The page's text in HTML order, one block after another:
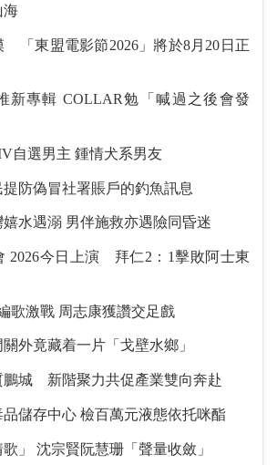
海
「東盟電影節2026」將於8月20日正
勉「喊過之後會發
自選男主 鍾情犬系男友
防偽冒社署賬戶的釣魚訊息
水遇溺 男伴施救亦遇險同昏迷
2026今日上演 拜仁2：1擊敗阿士東
歌激戰 周志康獲讚交足戲
關外竟藏着一片「戈壁水鄉」
鵬城 新階聚力共促產業雙向奔赴
儲存中心 檢百萬元液態依托咪酯
合唱「星際情歌」 沈宗賢阮慧珊「聲量收斂」